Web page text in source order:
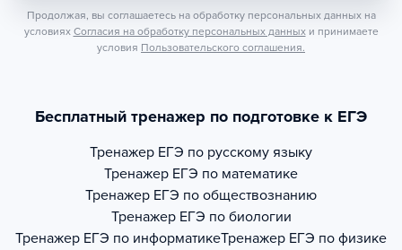
Продолжая, вы соглашаетесь на обработку персональных данных на
условиях Согласия на обработку персональных данных и принимаете
условия Пользовательского соглашения.
Бесплатный тренажер по подготовке к ЕГЭ
Тренажер ЕГЭ по русскому языку
Тренажер ЕГЭ по математике
Тренажер ЕГЭ по обществознанию
Тренажер ЕГЭ по биологии
Тренажер ЕГЭ по информатикеТренажер ЕГЭ по физике